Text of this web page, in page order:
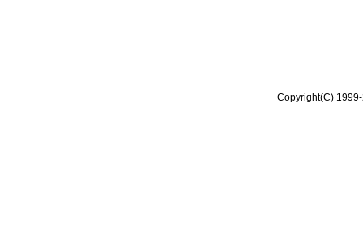
Copyright(C)